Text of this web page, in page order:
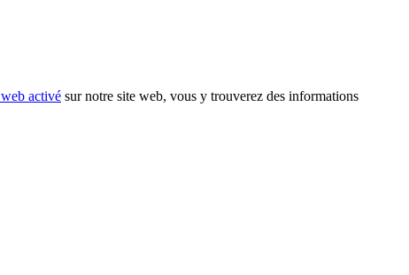
activé sur notre site web, vous y trouverez des informations